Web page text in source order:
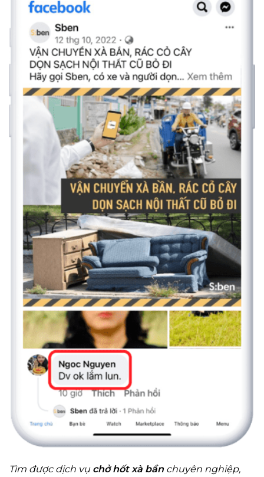
Tìm được dịch vụ chở hốt xà bần chuyên nghiệp,